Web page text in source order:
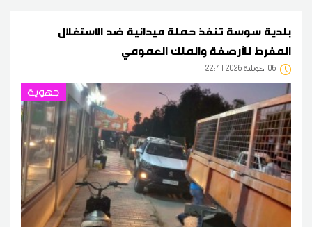
بلدية سوسة تنفذ حملة ميدانية ضد الاستغلال
المفرط للأرصفة والملك العمومي
06 22:41 2026 جويلية
جهوية